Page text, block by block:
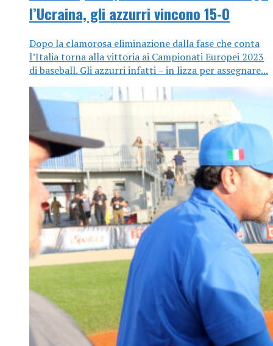
l’Ucraina, gli azzurri vincono 15-0
Dopo la clamorosa eliminazione dalla fase che conta
l’Italia torna alla vittoria ai Campionati Europei 2023
di baseball. Gli azzurri infatti – in lizza per assegnare...